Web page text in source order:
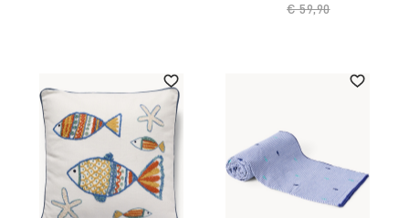
Price reduced from
€ 59,90to